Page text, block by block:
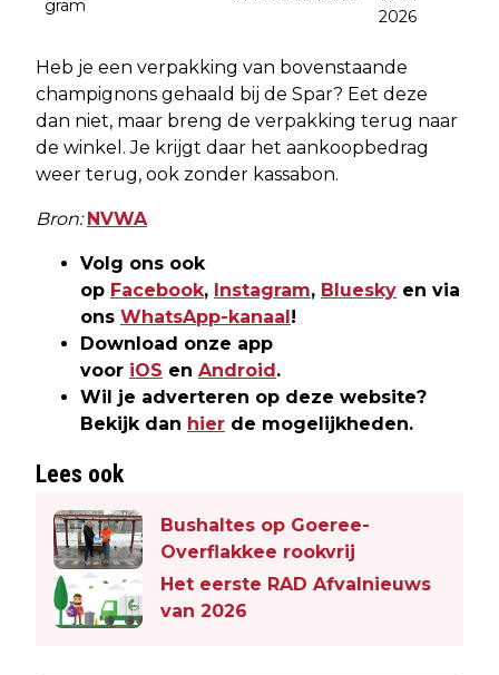
gram
2026
Heb je een verpakking van bovenstaande
champignons gehaald bij de Spar? Eet deze
dan niet, maar breng de verpakking terug naar
de winkel. Je krijgt daar het aankoopbedrag
weer terug, ook zonder kassabon.
Bron:NVWA
Volg ons ook
op Facebook, Instagram, Bluesky en via
ons WhatsApp-kanaal!
Download onze app
voor iOS en Android.
Wil je adverteren op deze website?
Bekijk dan hier de mogelijkheden.
Lees ook
Bushaltes op Goeree-
Overflakkee rookvrij
Het eerste RAD Afvalnieuws
van 2026